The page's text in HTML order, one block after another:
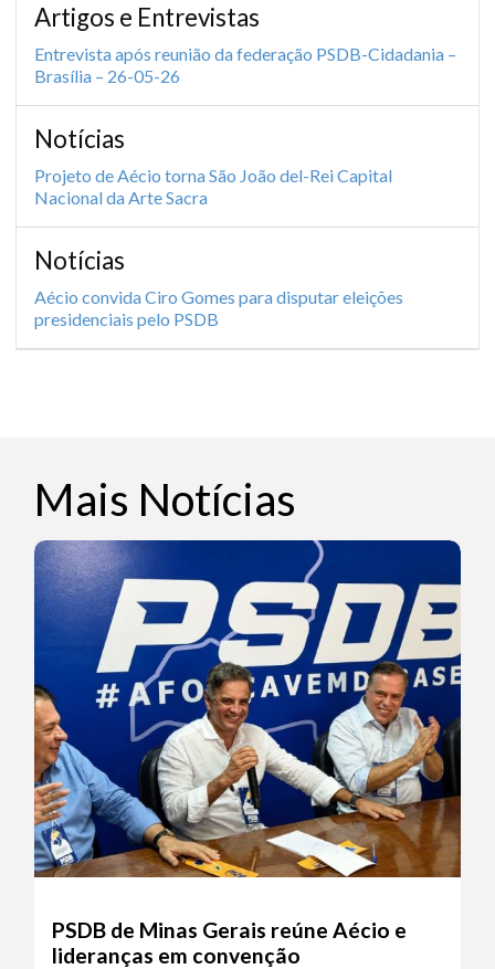
Artigos e Entrevistas
Entrevista após reunião da federação PSDB-Cidadania –
Brasília – 26-05-26
Notícias
Projeto de Aécio torna São João del-Rei Capital
Nacional da Arte Sacra
Notícias
Aécio convida Ciro Gomes para disputar eleições
presidenciais pelo PSDB
Mais Notícias
PSDB de Minas Gerais reúne Aécio e
lideranças em convenção